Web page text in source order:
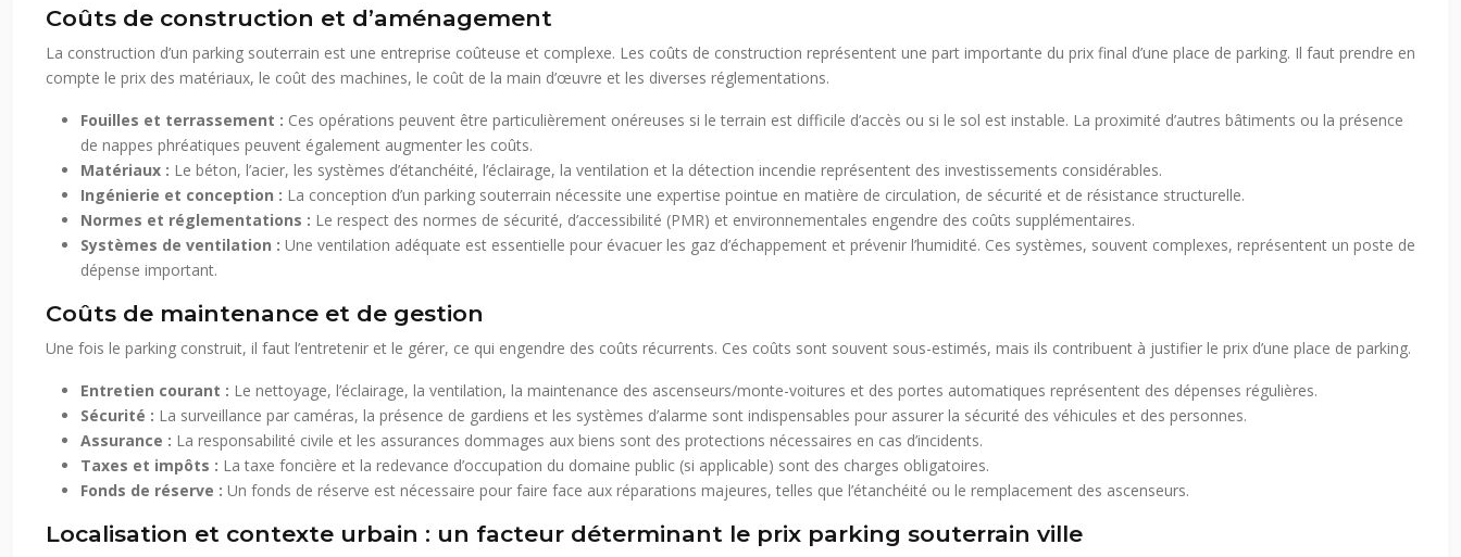
Coûts de construction et d’aménagement
La construction d’un parking souterrain est une entreprise coûteuse et complexe. Les coûts de construction représentent une part importante du prix final d’une place de parking. Il faut prendre en
compte le prix des matériaux, le coût des machines, le coût de la main d’œuvre et les diverses réglementations.
Fouilles et terrassement : Ces opérations peuvent être particulièrement onéreuses si le terrain est difficile d’accès ou si le sol est instable. La proximité d’autres bâtiments ou la présence
de nappes phréatiques peuvent également augmenter les coûts.
Matériaux : Le béton, l’acier, les systèmes d’étanchéité, l’éclairage, la ventilation et la détection incendie représentent des investissements considérables.
Ingénierie et conception : La conception d’un parking souterrain nécessite une expertise pointue en matière de circulation, de sécurité et de résistance structurelle.
Normes et réglementations : Le respect des normes de sécurité, d’accessibilité (PMR) et environnementales engendre des coûts supplémentaires.
Systèmes de ventilation : Une ventilation adéquate est essentielle pour évacuer les gaz d’échappement et prévenir l’humidité. Ces systèmes, souvent complexes, représentent un poste de
dépense important.
Coûts de maintenance et de gestion
Une fois le parking construit, il faut l’entretenir et le gérer, ce qui engendre des coûts récurrents. Ces coûts sont souvent sous-estimés, mais ils contribuent à justifier le prix d’une place de parking.
Entretien courant : Le nettoyage, l’éclairage, la ventilation, la maintenance des ascenseurs/monte-voitures et des portes automatiques représentent des dépenses régulières.
Sécurité : La surveillance par caméras, la présence de gardiens et les systèmes d’alarme sont indispensables pour assurer la sécurité des véhicules et des personnes.
Assurance : La responsabilité civile et les assurances dommages aux biens sont des protections nécessaires en cas d’incidents.
Taxes et impôts : La taxe foncière et la redevance d’occupation du domaine public (si applicable) sont des charges obligatoires.
Fonds de réserve : Un fonds de réserve est nécessaire pour faire face aux réparations majeures, telles que l’étanchéité ou le remplacement des ascenseurs.
Localisation et contexte urbain : un facteur déterminant le prix parking souterrain ville